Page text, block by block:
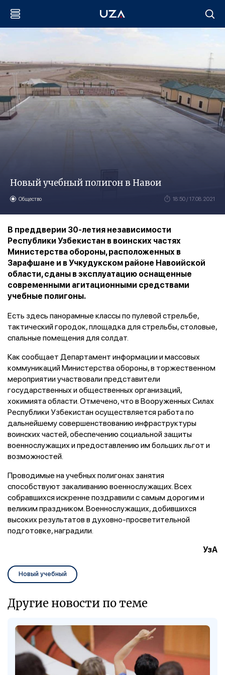
Новый учебный полигон в Навои
Общество 18:50 / 17.08.2021
В преддверии 30-летия независимости
Республики Узбекистан в воинских частях
Министерства обороны, расположенных в
Зарафшане и в Учкудукском районе Навоийской
области, сданы в эксплуатацию оснащенные
современными агитационными средствами
учебные полигоны.
Есть здесь панорамные классы по пулевой стрельбе,
тактический городок, площадка для стрельбы, столовые,
спальные помещения для солдат.
Как сообщает Департамент информации и массовых
коммуникаций Министерства обороны, в торжественном
мероприятии участвовали представители
государственных и общественных организаций,
хокимията области. Отмечено, что в Вооруженных Силах
Республики Узбекистан осуществляется работа по
дальнейшему совершенствованию инфраструктуры
воинских частей, обеспечению социальной защиты
военнослужащих и предоставлению им больших льгот и
возможностей.
Проводимые на учебных полигонах занятия
способствуют закаливанию военнослужащих. Всех
собравшихся искренне поздравили с самым дорогим и
великим праздником. Военнослужащих, добившихся
высоких результатов в духовно-просветительной
подготовке, наградили.
УзА
Новый учебный
Другие новости по теме